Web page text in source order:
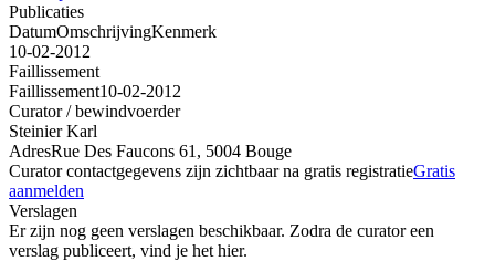
Publicaties
DatumOmschrijvingKenmerk
10-02-2012
Faillissement
Faillissement10-02-2012
Curator / bewindvoerder
Steinier Karl
AdresRue Des Faucons 61, 5004 Bouge
Curator contactgegevens zijn zichtbaar na gratis registratieGratis
aanmelden
Verslagen
Er zijn nog geen verslagen beschikbaar. Zodra de curator een
verslag publiceert, vind je het hier.